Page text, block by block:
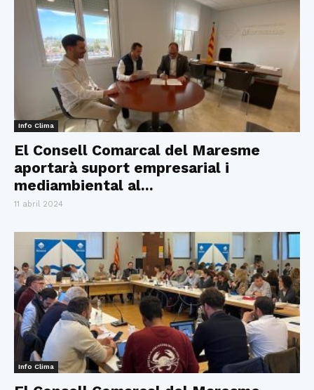
Info Clima
El Consell Comarcal del Maresme
aportarà suport empresarial i
mediambiental al...
11 abril 2024
Info Clima